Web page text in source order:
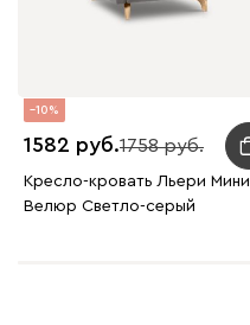
10
1582 1758
Кресло-кровать Льери Мини
Велюр Светло-серый